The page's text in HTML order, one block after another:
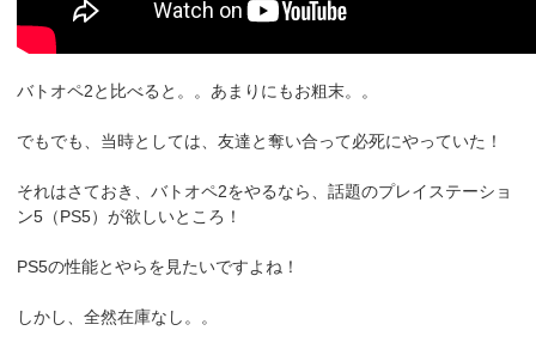
バトオペ2と比べると。。あまりにもお粗末。。
でもでも、当時としては、友達と奪い合って必死にやっていた！
それはさておき、バトオペ2をやるなら、話題のプレイステーショ
ン5（PS5）が欲しいところ！
PS5の性能とやらを見たいですよね！
しかし、全然在庫なし。。